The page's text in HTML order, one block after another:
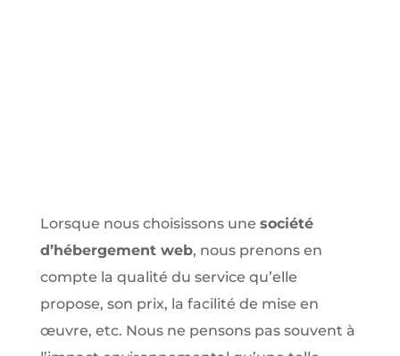
Lorsque nous choisissons une société
d’hébergement web, nous prenons en
compte la qualité du service qu’elle
propose, son prix, la facilité de mise en
œuvre, etc. Nous ne pensons pas souvent à